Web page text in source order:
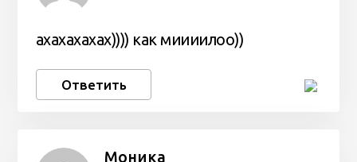
ахахахахах)))) как миииилоо))
Ответить
Моника